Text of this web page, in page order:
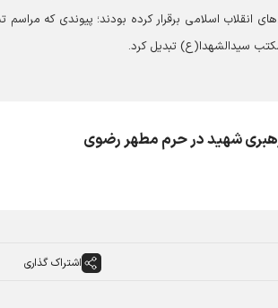
انقلاب اسلامی برقرار کرده بودند؛ پیوندی که مراسم
سیدالشهدا(ع) تبدیل کرد.
شهید در حرم مطهر رضوی
اشتراک گذاری